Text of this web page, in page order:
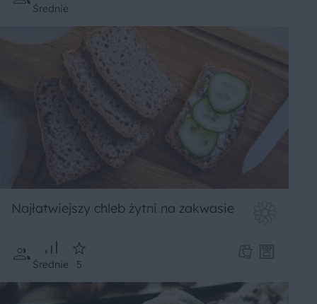
Średnie
Najłatwiejszy chleb żytni na zakwasie
Średnie 5